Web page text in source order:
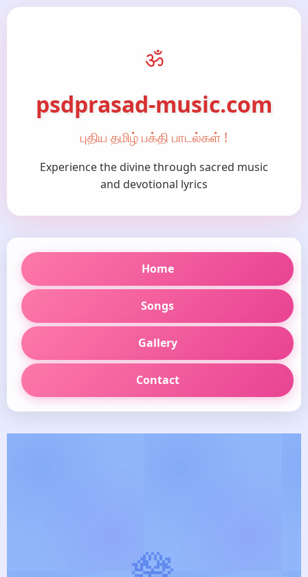
ॐ
psdprasad-music.com
புதிய தமிழ் பக்தி பாடல்கள் !
Experience the divine through sacred music
and devotional lyrics
Home
Songs
Gallery
Contact
🪷